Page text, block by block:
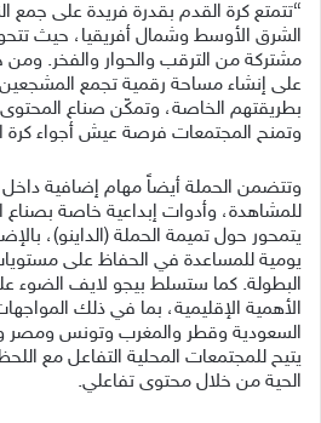
“تتمتع كرة القدم بقدرة فريدة على
الشرق الأوسط وشمال أفريقيا، حيث
مشتركة من الترقب والحوار والفخر.
على إنشاء مساحة رقمية تجمع المشجعين
بطريقتهم الخاصة، وتمكّن صناع
وتمنح المجتمعات فرصة عيش أجواء كرة
وتتضمن الحملة أيضاً مهام إضافية داخل
للمشاهدة، وأدوات إبداعية خاصة بصناع
يتمحور حول تميمة الحملة (الداينو)،
يومية للمساعدة في الحفاظ على
البطولة. كما ستسلط بيجو لايف الضوء
الأهمية الإقليمية، بما في ذلك
السعودية وقطر والمغرب وتونس ومصر
يتيح للمجتمعات المحلية التفاعل مع
الحية من خلال محتوى تفاعلي.